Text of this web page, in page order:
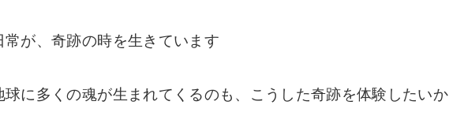
が、奇跡の時を生きています
球に多くの魂が生まれてくるのも、こうした奇跡を体験したいか